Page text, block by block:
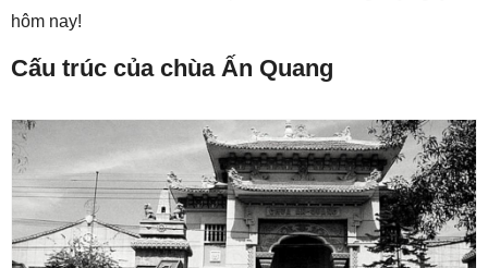
hôm nay!
Cấu trúc của chùa Ấn Quang